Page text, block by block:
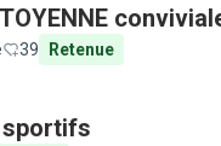
39 Retenue
sportifs